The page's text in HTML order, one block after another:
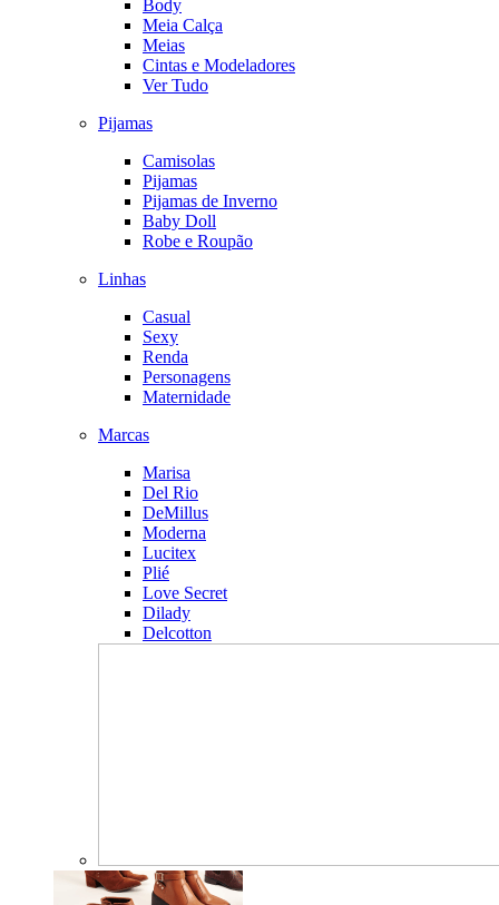
Body
Meia Calça
Meias
Cintas e Modeladores
Ver Tudo
Pijamas
Camisolas
Pijamas
Pijamas de Inverno
Baby Doll
Robe e Roupão
Linhas
Casual
Sexy
Renda
Personagens
Maternidade
Marcas
Marisa
Del Rio
DeMillus
Moderna
Lucitex
Plié
Love Secret
Dilady
Delcotton